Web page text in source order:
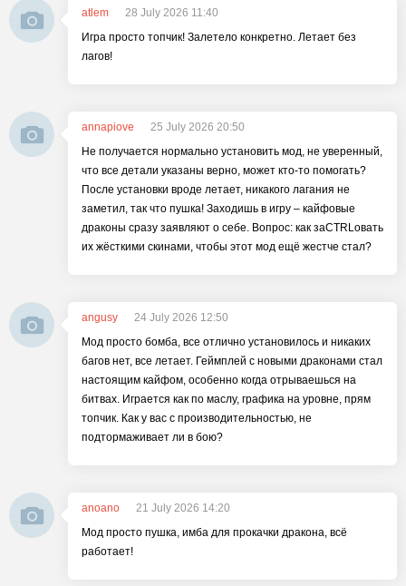
atlem
28 July 2026 11:40
Игра просто топчик! Залетело конкретно. Летает без
лагов!
annapiove
25 July 2026 20:50
Не получается нормально установить мод, не уверенный,
что все детали указаны верно, может кто-то помогать?
После установки вроде летает, никакого лагания не
заметил, так что пушка! Заходишь в игру – кайфовые
драконы сразу заявляют о себе. Вопрос: как заCTRLовать
их жёсткими скинами, чтобы этот мод ещё жестче стал?
angusy
24 July 2026 12:50
Мод просто бомба, все отлично установилось и никаких
багов нет, все летает. Геймплей с новыми драконами стал
настоящим кайфом, особенно когда отрываешься на
битвах. Играется как по маслу, графика на уровне, прям
топчик. Как у вас с производительностью, не
подтормаживает ли в бою?
anoano
21 July 2026 14:20
Мод просто пушка, имба для прокачки дракона, всё
работает!